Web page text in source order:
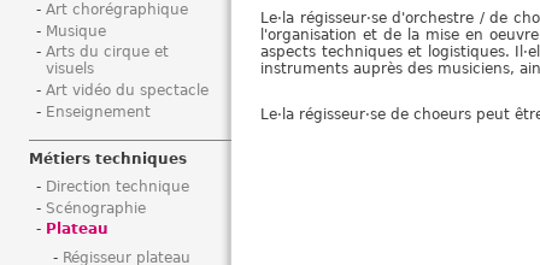
e
s
i
i
Le·la régisseur·se d'orchestre / de
l'organisation et de la mise en
aspects techniques et logistiques.
instruments auprès des musiciens,
Le·la régisseur·se de choeurs peut
Art chorégraphique
Musique
Arts du cirque et
visuels
Art vidéo du spectacle
Enseignement
Métiers techniques
Direction technique
Scénographie
Plateau
Régisseur plateau